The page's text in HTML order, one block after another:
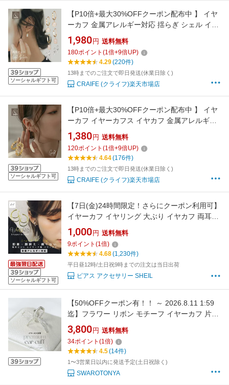
ソーシャルギフト可
【P10倍+最大30%OFFクーポン配布中 】 イヤ
ーカフ 金属アレルギー対応 揺らぎ シェル イヤ
ーカフス イヤカフ 18K K18 ニッケルフリー レ
ディース 大人 エレガント ジュエリー ラウンド
スクエア ゴールド シルバー 送料無料 プチプラ
イス高見え CRAIFE
1,980 円 送料無料
180ポイント (1倍+9倍UP)
4.29(220件)
13時までのご注文で即日発送(休業日除く)
CRAIFE (クライフ)楽天市場店
ソーシャルギフト可
【P10倍+最大30%OFFクーポン配布中 】 イヤ
ーカフ イヤーカフス イヤカフ 金属アレルギー
対応 18K ニッケルフリー ジルコニア ダブルラ
イン レイヤード レディース かわいい ジュエリ
ー ゴールド 送料無料 プチプライス高見え
1,380 円 送料無料
120ポイント (1倍+9倍UP)
4.64(176件)
13時までのご注文で即日発送(休業日除く)
CRAIFE (クライフ)楽天市場店
ソーシャルギフト可
【7日(金)24時間限定！さらにクーポン利用可】
イヤーカフ イヤリング 大ぶり イヤカフ 両耳セ
ット 金属アレルギー 重ね付け 18K コーティン
グ ゴールド シルバー ラインストーン ジルコニ
ア 大人 上品 きれいめ ギフト プレゼント プチ
プラ 高見え SHEIL
1,000 円 送料無料
9ポイント (1倍)
4.68(1,230件)
平日昼12時/土日祝9時までの注文は当日出荷
ピアス アクセサリー SHEIL
【50%OFFクーポン有！！ ～ 2026.8.11 1:59
迄】フラワー リボン モチーフ イヤーカフ 片耳
用/大人可愛い 上品 デイリー 安心 結婚式 プレ
ゼント パーティー ジュエリー アクセサリー ニ
ッケルフリー 女性 SWAROTONYA
3,800 円 送料無料
34ポイント (1倍)
4.5(14件)
1〜3営業日以内に発送予定(土日祝除く)
SWAROTONYA